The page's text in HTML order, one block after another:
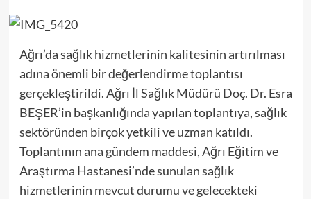
Ağrı’da sağlık hizmetlerinin kalitesinin artırılması
adına önemli bir değerlendirme toplantısı
gerçekleştirildi. Ağrı İl Sağlık Müdürü Doç. Dr. Esra
BEŞER’in başkanlığında yapılan toplantıya, sağlık
sektöründen birçok yetkili ve uzman katıldı.
Toplantının ana gündem maddesi, Ağrı Eğitim ve
Araştırma Hastanesi’nde sunulan sağlık
hizmetlerinin mevcut durumu ve gelecekteki